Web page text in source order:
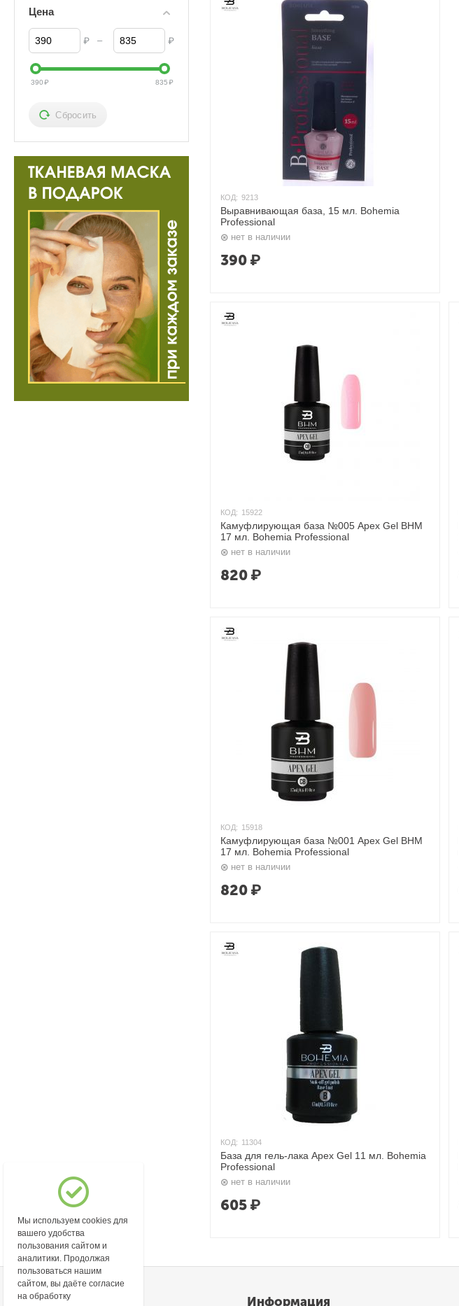
КОД: 9213
Выравнивающая база, 15 мл. Bohemia
Professional
нет в наличии
390 ₽
КОД: 15922
Камуфлирующая база №005 Apex Gel BHM
17 мл. Bohemia Professional
нет в наличии
820 ₽
КОД: 15918
Камуфлирующая база №001 Apex Gel BHM
17 мл. Bohemia Professional
нет в наличии
820 ₽
КОД: 11304
База для гель-лака Apex Gel 11 мл. Bohemia
Professional
нет в наличии
605 ₽
Цена
₽ – ₽
390₽ 835₽
Сбросить
Моя учетная запись Информация
Мы используем cookies для
вашего удобства
пользования сайтом и
аналитики. Продолжая
пользоваться нашим
сайтом, вы даёте согласие
на обработку